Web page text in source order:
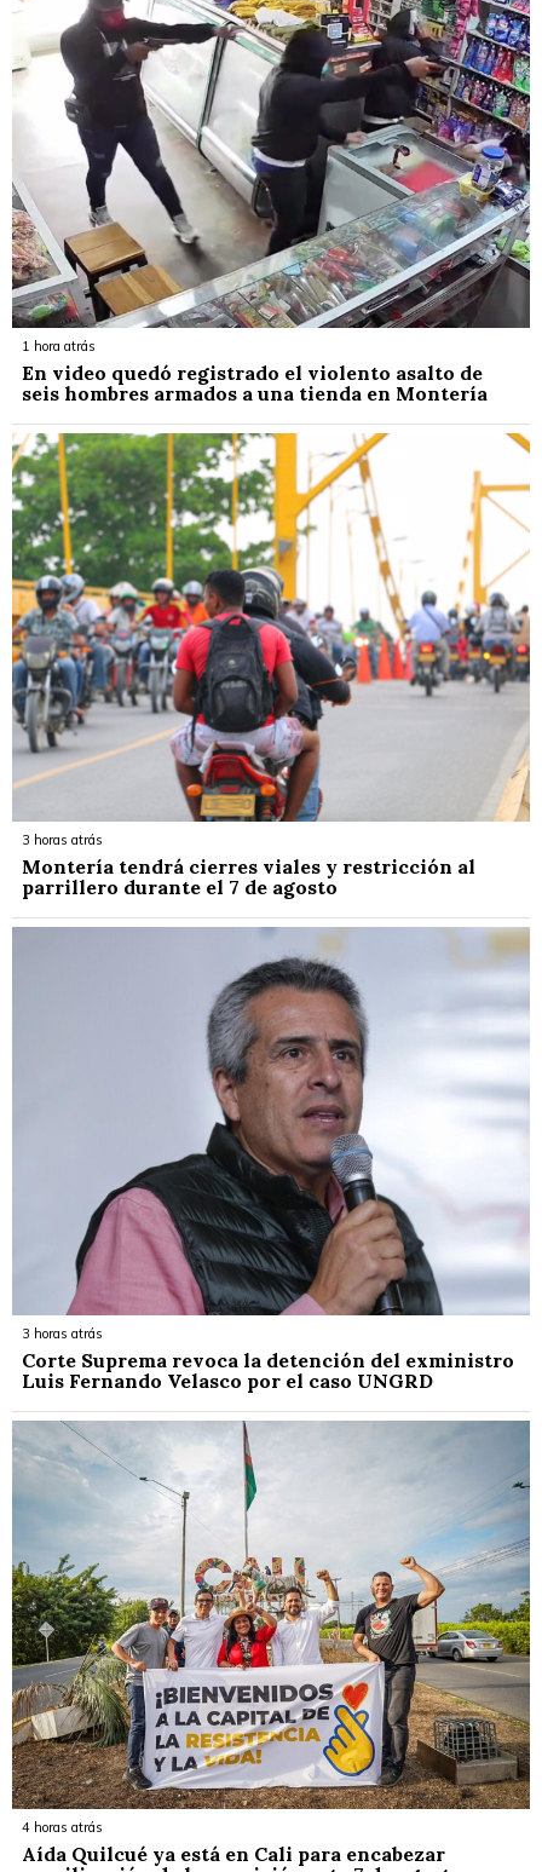
1 hora atrás
En video quedó registrado el violento asalto de
seis hombres armados a una tienda en Montería
3 horas atrás
Montería tendrá cierres viales y restricción al
parrillero durante el 7 de agosto
3 horas atrás
Corte Suprema revoca la detención del exministro
Luis Fernando Velasco por el caso UNGRD
4 horas atrás
Aída Quilcué ya está en Cali para encabezar